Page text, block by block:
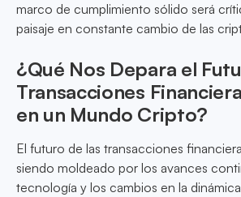
marco de cumplimiento sólido será
paisaje en constante cambio de las
¿Qué Nos Depara el
Transacciones
en un Mundo Cripto?
El futuro de las transacciones
siendo moldeado por los avances
tecnología y los cambios en la